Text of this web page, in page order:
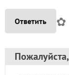
Ответить ✿